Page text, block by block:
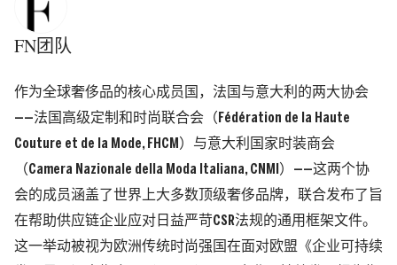
FN团队
作为全球奢侈品的核心成员国，法国与意大利的两大协会
——法国高级定制和时尚联合会 （Fédération de la Haute
Couture et de la Mode, FHCM） 与意大利国家时装商会
（Camera Nazionale della Moda Italiana, CNMI） ——这两个协
会的成员涵盖了世界上大多数顶级奢侈品牌，联合发布了旨
在帮助供应链企业应对日益严苛CSR法规的通用框架文件。
这一举动被视为欧洲传统时尚强国在面对欧盟《企业可持续